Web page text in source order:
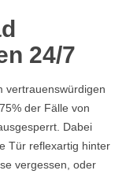
24/7
vertrauenswürdigen
der Fälle von
Dabei
Tür reflexartig hinter
vergessen, oder